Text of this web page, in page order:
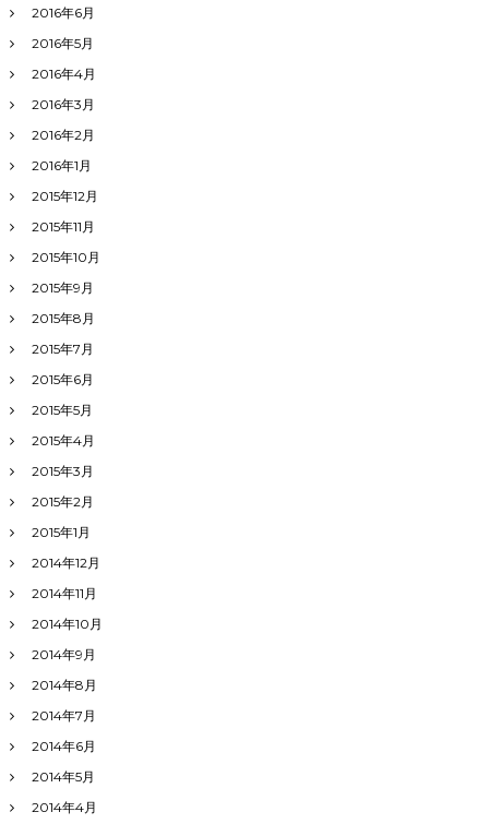
2016年6月
2016年5月
2016年4月
2016年3月
2016年2月
2016年1月
2015年12月
2015年11月
2015年10月
2015年9月
2015年8月
2015年7月
2015年6月
2015年5月
2015年4月
2015年3月
2015年2月
2015年1月
2014年12月
2014年11月
2014年10月
2014年9月
2014年8月
2014年7月
2014年6月
2014年5月
2014年4月